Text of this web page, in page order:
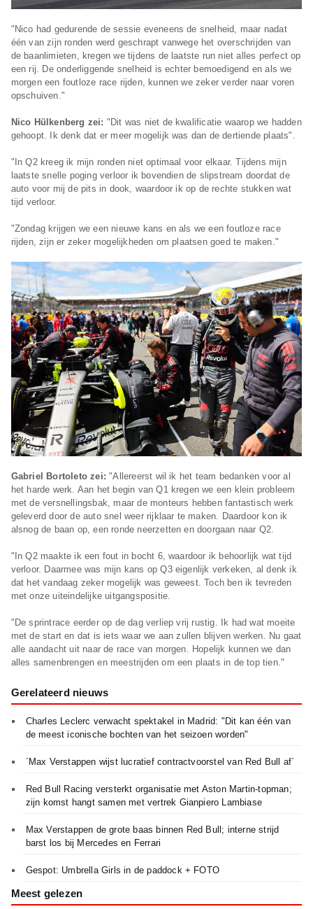
"Nico had gedurende de sessie eveneens de snelheid, maar nadat
één van zijn ronden werd geschrapt vanwege het overschrijden van
de baanlimieten, kregen we tijdens de laatste run niet alles perfect op
een rij. De onderliggende snelheid is echter bemoedigend en als we
morgen een foutloze race rijden, kunnen we zeker verder naar voren
opschuiven."
Nico Hülkenberg zei: "Dit was niet de kwalificatie waarop we hadden
gehoopt. Ik denk dat er meer mogelijk was dan de dertiende plaats".
"In Q2 kreeg ik mijn ronden niet optimaal voor elkaar. Tijdens mijn
laatste snelle poging verloor ik bovendien de slipstream doordat de
auto voor mij de pits in dook, waardoor ik op de rechte stukken wat
tijd verloor.
"Zondag krijgen we een nieuwe kans en als we een foutloze race
rijden, zijn er zeker mogelijkheden om plaatsen goed te maken."
Gabriel Bortoleto zei: "Allereerst wil ik het team bedanken voor al
het harde werk. Aan het begin van Q1 kregen we een klein probleem
met de versnellingsbak, maar de monteurs hebben fantastisch werk
geleverd door de auto snel weer rijklaar te maken. Daardoor kon ik
alsnog de baan op, een ronde neerzetten en doorgaan naar Q2.
"In Q2 maakte ik een fout in bocht 6, waardoor ik behoorlijk wat tijd
verloor. Daarmee was mijn kans op Q3 eigenlijk verkeken, al denk ik
dat het vandaag zeker mogelijk was geweest. Toch ben ik tevreden
met onze uiteindelijke uitgangspositie.
"De sprintrace eerder op de dag verliep vrij rustig. Ik had wat moeite
met de start en dat is iets waar we aan zullen blijven werken. Nu gaat
alle aandacht uit naar de race van morgen. Hopelijk kunnen we dan
alles samenbrengen en meestrijden om een plaats in de top tien."
Gerelateerd nieuws
Charles Leclerc verwacht spektakel in Madrid: "Dit kan één van
de meest iconische bochten van het seizoen worden"
´Max Verstappen wijst lucratief contractvoorstel van Red Bull af´
Red Bull Racing versterkt organisatie met Aston Martin-topman;
zijn komst hangt samen met vertrek Gianpiero Lambiase
Max Verstappen de grote baas binnen Red Bull; interne strijd
barst los bij Mercedes en Ferrari
Gespot: Umbrella Girls in de paddock + FOTO
Meest gelezen